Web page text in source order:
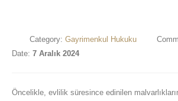
Category: Gayrimenkul Hukuku
Date: 7 Aralık 2024
Öncelikle, evlilik süresince edinilen